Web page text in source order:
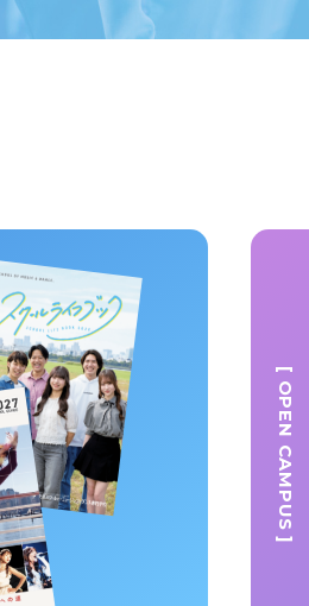
[ OPEN CAMPUS ]